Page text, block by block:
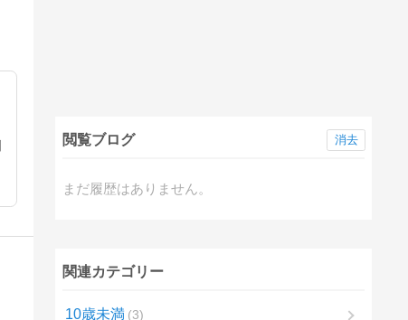
閲覧ブログ
まだ履歴はありません。
消去
関連カテゴリー
10歳未満 3